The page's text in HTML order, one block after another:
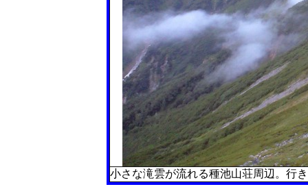
小さな滝雲が流れる種池山荘周辺。行